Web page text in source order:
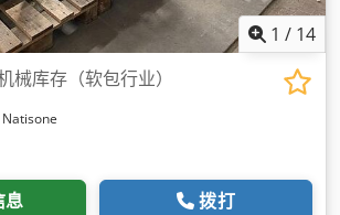
1 / 14
械库存（软包行业）
息 拨打